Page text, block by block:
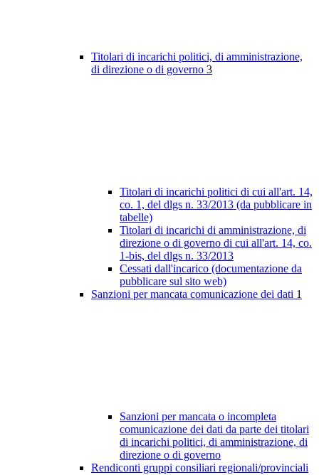
Titolari di incarichi politici, di amministrazione,
di direzione o di governo 3
Titolari di incarichi politici di cui all'art. 14,
co. 1, del dlgs n. 33/2013 (da pubblicare in
tabelle)
Titolari di incarichi di amministrazione, di
direzione o di governo di cui all'art. 14, co.
1-bis, del dlgs n. 33/2013
Cessati dall'incarico (documentazione da
pubblicare sul sito web)
Sanzioni per mancata comunicazione dei dati 1
Sanzioni per mancata o incompleta
comunicazione dei dati da parte dei titolari
di incarichi politici, di amministrazione, di
direzione o di governo
Rendiconti gruppi consiliari regionali/provinciali